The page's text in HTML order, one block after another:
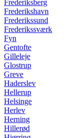
Frederiksberg
Frederikshavn
Frederikssund
Frederikssværk
Fyn
Gentofte
Gilleleje
Glostrup
Greve
Haderslev
Hellerup
Helsinge
Herlev
Herning
Hillerød